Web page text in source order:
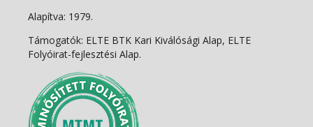
Alapítva: 1979.
Támogatók: ELTE BTK Kari Kiválósági Alap, ELTE
Folyóirat-fejlesztési Alap.